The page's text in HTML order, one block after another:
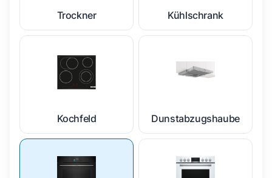
Trockner Kühlschrank
Kochfeld Dunstabzugshaube